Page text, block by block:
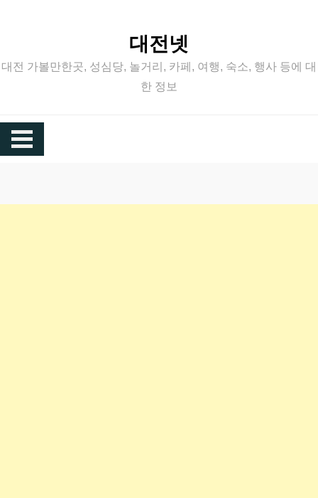
대전넷
대전 가볼만한곳, 성심당, 놀거리, 카페, 여행, 숙소, 행사 등에 대
한 정보